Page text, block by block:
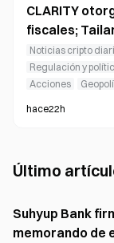
CLARITY
fiscales;
ganancias
Noticias cripto
Regulación y
Acciones
hace22h
Último
Suhyup Bank
memorando de